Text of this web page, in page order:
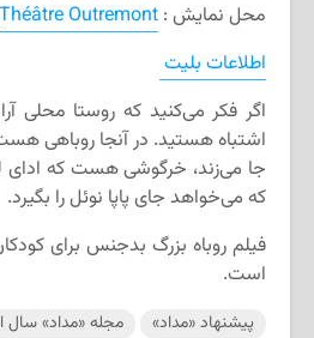
محل نمایش : Théâtre Outremont
اطلاعات بلیت
اگر فکر می‌کنید که روستا محلی
اشتباه هستید. در آنجا روباهی
جا می‌زند، خرگوشی هست که ادای
که می‌خواهد جای پاپا نوئل را بگیرد.
است.
پیشنهاد «مداد» مجله «مداد» سال